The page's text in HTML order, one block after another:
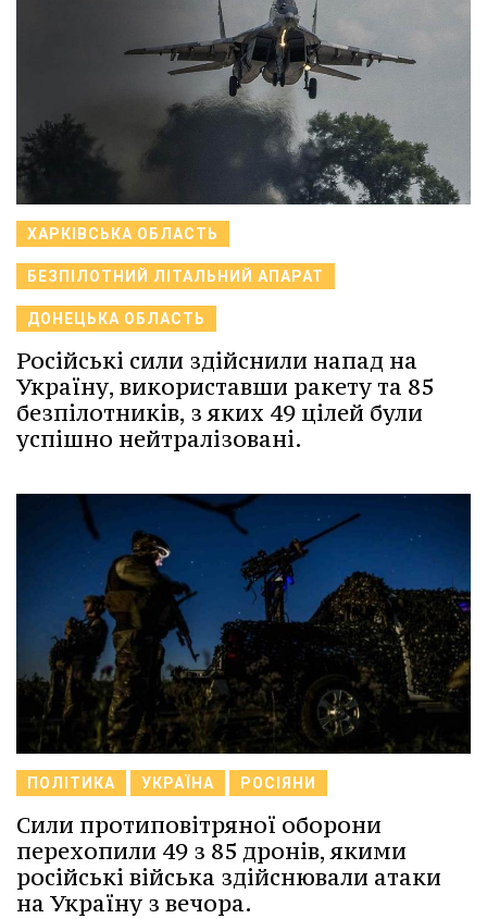
ХАРКІВСЬКА ОБЛАСТЬ
БЕЗПІЛОТНИЙ ЛІТАЛЬНИЙ АПАРАТ
ДОНЕЦЬКА ОБЛАСТЬ
Російські сили здійснили напад на
Україну, використавши ракету та 85
безпілотників, з яких 49 цілей були
успішно нейтралізовані.
ПОЛІТИКА УКРАЇНА РОСІЯНИ
Сили протиповітряної оборони
перехопили 49 з 85 дронів, якими
російські війська здійснювали атаки
на Україну з вечора.